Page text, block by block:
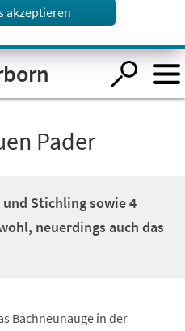
akzeptieren
Pader
Stichling sowie 4
neuerdings auch das
Bachneunauge in der